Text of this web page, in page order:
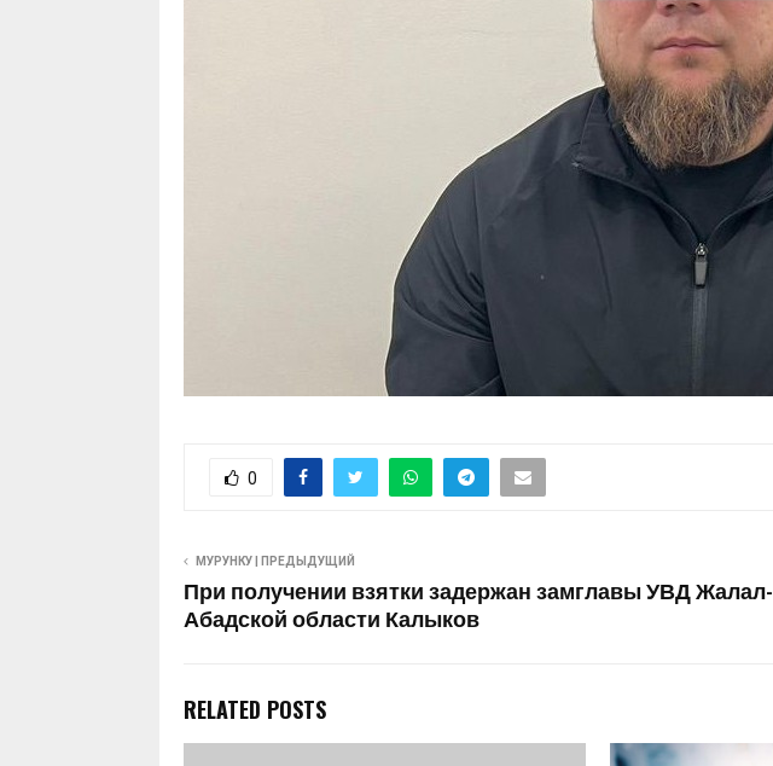
0
МУРУНКУ | ПРЕДЫДУЩИЙ
При получении взятки задержан замглавы УВД Жалал-
Абадской области Калыков
RELATED POSTS